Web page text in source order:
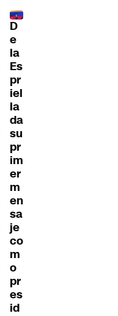
D
e
la
Es
pr
iel
la
da
su
pr
im
er
m
en
sa
je
co
m
o
pr
es
id